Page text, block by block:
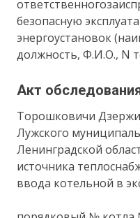
безопасную
энергоустановок
должность, Ф.И.О., N
Акт
Торошковичи
Лужского
Ленинградской
источника
ввода котельной в